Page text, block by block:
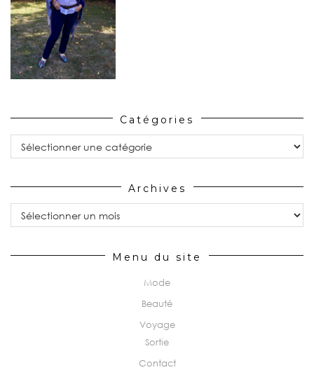
Catégories
Catégories
Archives
Archives
Menu du site
Mode
Beauté
Voyage
Sortie
Contact